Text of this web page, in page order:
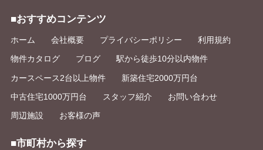
■おすすめコンテンツ
ホーム 会社概要 プライバシーポリシー 利用規約
物件カタログ ブログ 駅から徒歩10分以内物件
カースペース2台以上物件 新築住宅2000万円台
中古住宅1000万円台 スタッフ紹介 お問い合わせ
周辺施設 お客様の声
■市町村から探す